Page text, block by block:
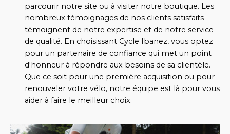
parcourir notre site ou à visiter notre boutique. Les
nombreux témoignages de nos clients satisfaits
témoignent de notre expertise et de notre service
de qualité. En choisissant Cycle Ibanez, vous optez
pour un partenaire de confiance qui met un point
d'honneur à répondre aux besoins de sa clientèle.
Que ce soit pour une première acquisition ou pour
renouveler votre vélo, notre équipe est là pour vous
aider à faire le meilleur choix.